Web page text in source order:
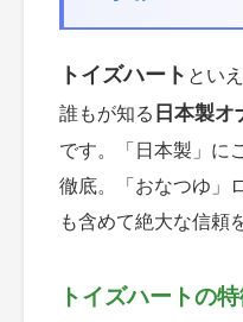
トイズハート とい
誰もが知る日本製オ
です。「日本製」に
徹底。「おなつゆ」
も含めて絶大な信頼
トイズハートの